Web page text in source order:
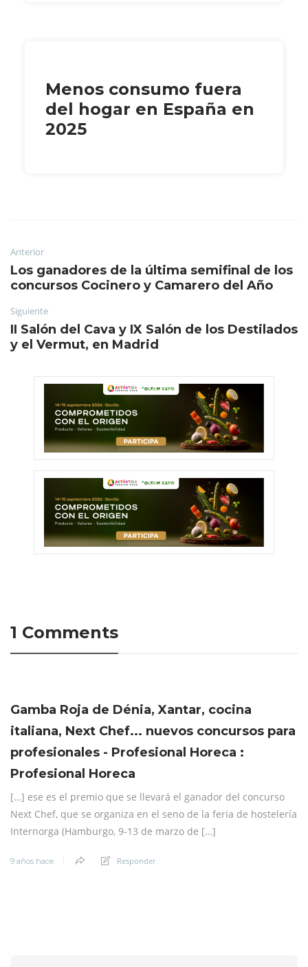
Menos consumo fuera
del hogar en España en
2025
Anterior
Los ganadores de la última semifinal de los
concursos Cocinero y Camarero del Año
Siguiente
II Salón del Cava y IX Salón de los Destilados
y el Vermut, en Madrid
1 Comments
Gamba Roja de Dénia, Xantar, cocina
italiana, Next Chef... nuevos concursos para
profesionales - Profesional Horeca :
Profesional Horeca
[…] ese es el premio que se llevará el ganador del concurso
Next Chef, que se organiza en el seno de la feria de hostelería
Internorga (Hamburgo, 9-13 de marzo de […]
9 años hace Responder